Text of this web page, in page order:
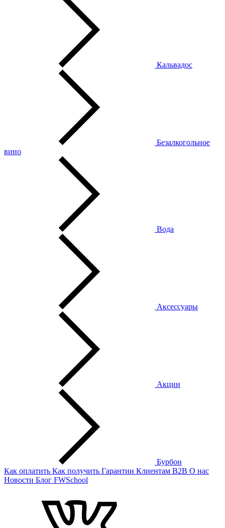
Кальвадос
Безалкогольное
вино
Вода
Аксессуары
Акции
Бурбон
Как оплатить Как получить Гарантии Клиентам B2B О нас
Новости Блог FWSchool